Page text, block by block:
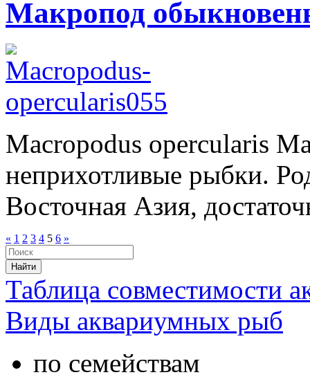
Макропод
Macropodus opercularis
неприхотливые рыбки.
Восточная Азия,
« 1 2 3 4 5 6 »
Таблица совместимости
Виды аквариумных рыб
по семействам